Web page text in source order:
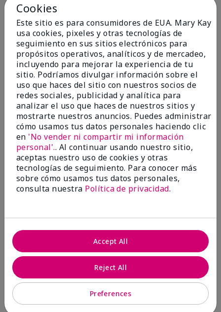
Evaluado en
marykay.com/en-us/
Comentarios sobre Mary Kay® Mattifying Go Set
With my first use of this product, my skin feels great.
My face is usually oily throughout the day but when I
try this product it hasn't been oily throughout the
day. I'm very happy with this product.
Mostrar Traducción
Conclusión Sí, recomendaría a un amigo
¿Le ha resultado útil esta
opinión?
5 0
Marcar esta opinión
5
Great for trial!
EnviadoHace 1 año
Evaluado en
Cookies
Este sitio es para consumidores de EUA. Mary Kay
usa cookies, pixeles y otras tecnologías de
seguimiento en sus sitios electrónicos para
propósitos operativos, analíticos y de mercadeo,
incluyendo para mejorar la experiencia de tu
sitio. Podríamos divulgar información sobre el
uso que haces del sitio con nuestros socios de
redes sociales, publicidad y analítica para
analizar el uso que haces de nuestros sitios y
mostrarte nuestros anuncios. Puedes administrar
cómo usamos tus datos personales haciendo clic
en 'No vender ni compartir mi información
personal'.. Al continuar usando nuestro sitio,
aceptas nuestro uso de cookies y otras
tecnologías de seguimiento. Para conocer más
sobre cómo usamos tus datos personales,
consulta nuestra Política de privacidad.
Preferences
Reject All
Accept All